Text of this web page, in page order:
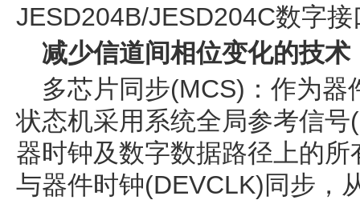
JESD204B/JESD204C数字
减少信道间相位变化的技术
多芯片同步(MCS)：作为
状态机采用系统全局参考信
器时钟及数字数据路径上的
与器件时钟(DEVCLK)同步，